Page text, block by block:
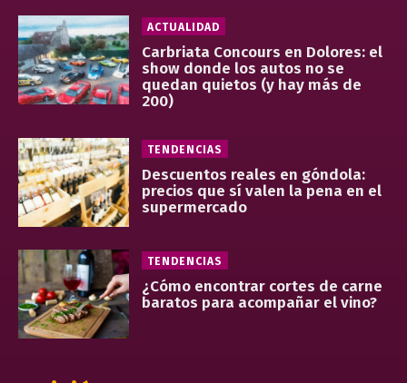
ACTUALIDAD
Carbriata Concours en Dolores: el
show donde los autos no se
quedan quietos (y hay más de
200)
TENDENCIAS
Descuentos reales en góndola:
precios que sí valen la pena en el
supermercado
TENDENCIAS
¿Cómo encontrar cortes de carne
baratos para acompañar el vino?